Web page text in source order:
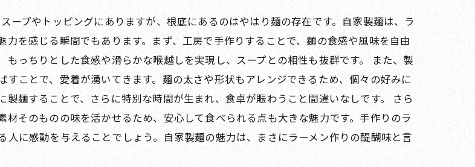
ープやトッピングにありますが、根底にあるのはやはり麺の存在です。自家製麺は、ラ
を感じる瞬間でもあります。まず、工房で手作りすることで、麺の食感や風味を自由
っちりとした食感や滑らかな喉越しを実現し、スープとの相性も抜群です。 また、製
ことで、愛着が湧いてきます。麺の太さや形状もアレンジできるため、個々の好みに
麺することで、さらに特別な時間が生まれ、食卓が賑わうこと間違いなしです。 さら
そのものの味を活かせるため、安心して食べられる点も大きな魅力です。手作りのラ
に感動を与えることでしょう。自家製麺の魅力は、まさにラーメン作りの醍醐味と言